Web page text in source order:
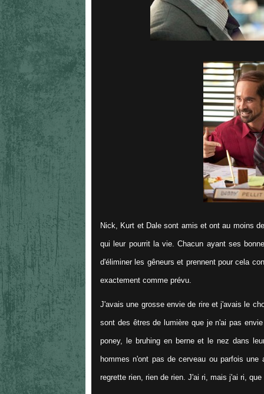
Nick, Kurt et Dale sont amis et ont au moins
qui leur pourrit la vie. Chacun ayant ses
d'éliminer les gêneurs et prennent pour cela
exactement comme prévu.
J'avais une grosse envie de rire et j'avais le
sont des êtres de lumière que je n'ai pas
poney, le bruhing en berne et le nez dans
hommes n'ont pas de cerveau ou parfois
regrette rien, rien de rien. J'ai ri, mais j'ai ri,